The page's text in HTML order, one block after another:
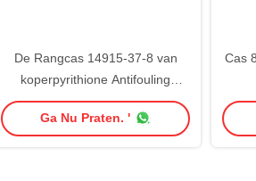
De Rangcas 14915-37-8 van
koperpyrithione Antifouling
Kosmetische het Met een laag
bedekken Additieven
Ga Nu Praten. '
Cas